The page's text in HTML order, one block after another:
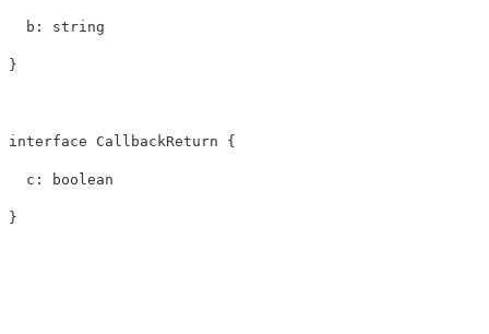
b : string
}
interface CallbackReturn {
c : boolean
}